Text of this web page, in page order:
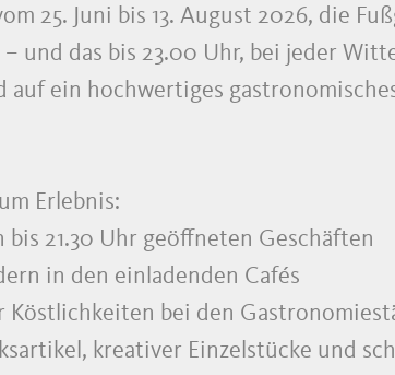
25. Juni bis 13. August 2026, die
und das bis 23.00 Uhr, bei jeder
auf ein hochwertiges
Erlebnis:
21.30 Uhr geöffneten Geschäften
in den einladenden Cafés
Köstlichkeiten bei den
kreativer Einzelstücke und